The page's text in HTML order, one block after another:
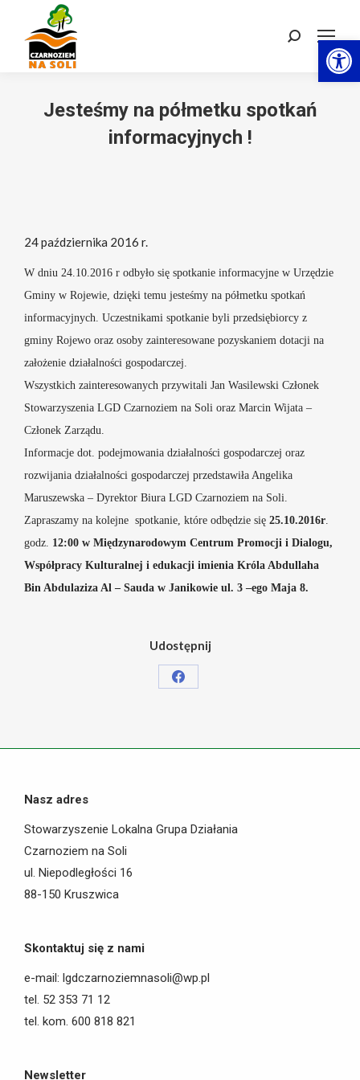
Szukaj:
Jesteśmy na półmetku spotkań
informacyjnych !
24 października 2016 r.
W dniu 24.10.2016 r odbyło się spotkanie informacyjne w Urzędzie
Gminy w Rojewie, dzięki temu jesteśmy na półmetku spotkań
informacyjnych. Uczestnikami spotkanie byli przedsiębiorcy z
gminy Rojewo oraz osoby zainteresowane pozyskaniem dotacji na
założenie działalności gospodarczej.
Wszystkich zainteresowanych przywitali Jan Wasilewski Członek
Stowarzyszenia LGD Czarnoziem na Soli oraz Marcin Wijata –
Członek Zarządu.
Informacje dot. podejmowania działalności gospodarczej oraz
rozwijania działalności gospodarczej przedstawiła Angelika
Maruszewska – Dyrektor Biura LGD Czarnoziem na Soli.
Zapraszamy na kolejne spotkanie, które odbędzie się 25.10.2016r.
godz. 12:00 w Międzynarodowym Centrum Promocji i Dialogu,
Współpracy Kulturalnej i edukacji imienia Króla Abdullaha
Bin Abdulaziza Al – Sauda w Janikowie ul. 3 –ego Maja 8.
Udostępnij
Share
Nasz adres
Stowarzyszenie Lokalna Grupa Działania
Czarnoziem na Soli
ul. Niepodległości 16
88-150 Kruszwica
Skontaktuj się z nami
e-mail: lgdczarnoziemnasoli@wp.pl
tel. 52 353 71 12
tel. kom. 600 818 821
Newsletter